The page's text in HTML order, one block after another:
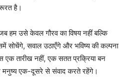
है।
हम उसे केवल गौरव का विषय नहीं बल्कि
सोचेंगे, सवाल उठाएँगे और भविष्य की कल्पना
एक तारीख नहीं, एक सतत प्रक्रिया बन
मनुष्य एक-दूसरे से संवाद करते रहेंगे।